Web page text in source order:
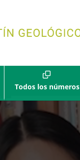
Todos los números